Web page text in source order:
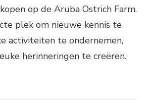
op de Aruba Ostrich Farm.
plek om nieuwe kennis te
activiteiten te ondernemen,
herinneringen te creëren.